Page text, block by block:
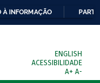
À INFORMAÇÃO
ENGLISH
ACESSIBILIDADE
A+ A-